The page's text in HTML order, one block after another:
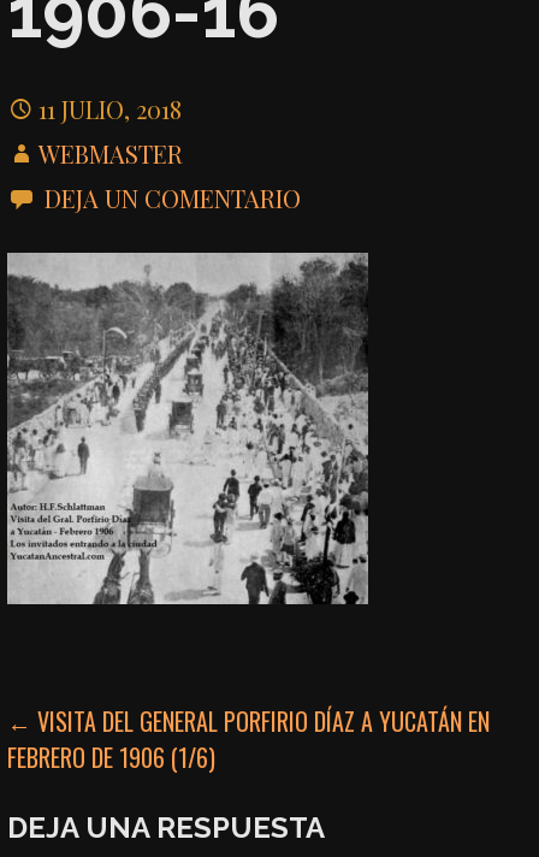
11 JULIO, 2018
WEBMASTER
DEJA UN COMENTARIO
NAVEGACIÓN
DE
ENTRADAS
← VISITA DEL GENERAL PORFIRIO DÍAZ A YUCATÁN EN
FEBRERO DE 1906 (1/6)
DEJA UNA RESPUESTA